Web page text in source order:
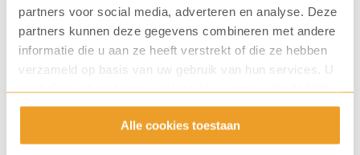
partners voor social media, adverteren en analyse. Deze
partners kunnen deze gegevens combineren met andere
informatie die u aan ze heeft verstrekt of die ze hebben
verzameld op basis van uw gebruik van hun services. U
gaat akkoord met onze cookies als u onze website blijft
gebruiken.
Alle cookies toestaan